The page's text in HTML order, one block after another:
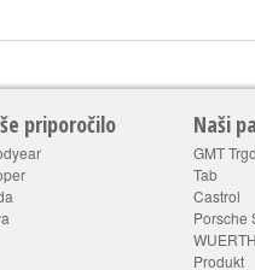
priporočilo Naši
GMT
Tab
Castrol
Porsche
WUERTH
Produkt